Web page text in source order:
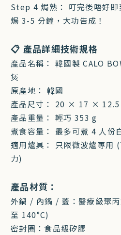
Step 4 焗熟： 叮完後唔好即
焗 3-5 分鐘，大功告成！
📋 產品詳細技術規格
產品名稱： 韓國製 CALO
煲
原產地： 韓國
產品尺寸： 20 × 17 × 12.5
產品重量： 輕巧 353 g
煮食容量： 最多可煮 4 人份
適用爐具： 只限微波爐專
力)
產品材質：
外鍋 / 內鍋 / 蓋：醫療級聚
至 140°C)
密封圈：食品級矽膠